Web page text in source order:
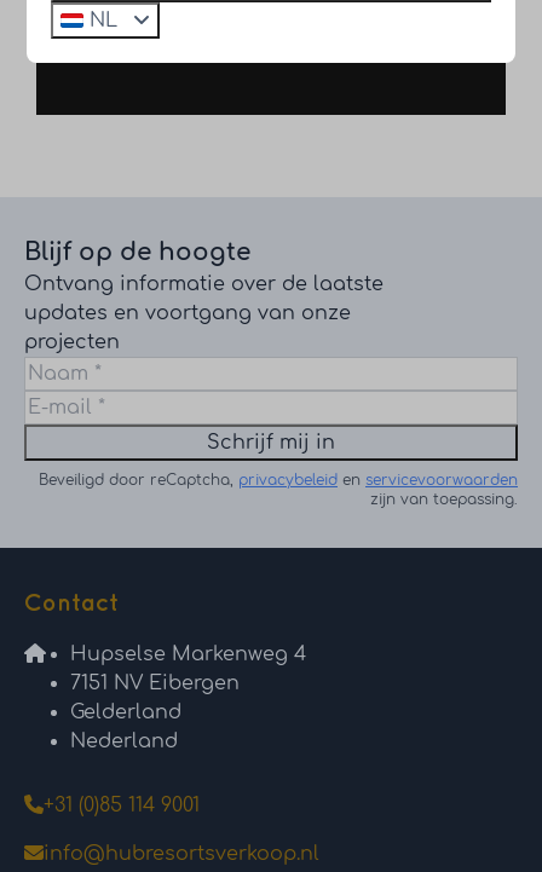
Blijf op de hoogte
Ontvang informatie over de laatste
updates en voortgang van onze
projecten
Schrijf mij in
Beveiligd door reCaptcha, privacybeleid en servicevoorwaarden
zijn van toepassing.
Contact
Hupselse Markenweg 4
7151 NV Eibergen
Gelderland
Nederland
+31 (0)85 114 9001
info@hubresortsverkoop.nl
NL